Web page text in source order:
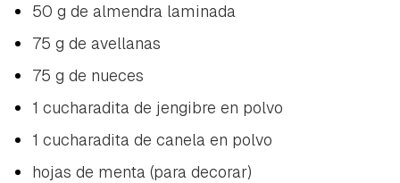
50 g de almendra laminada
75 g de avellanas
75 g de nueces
1 cucharadita de jengibre en polvo
1 cucharadita de canela en polvo
hojas de menta (para decorar)